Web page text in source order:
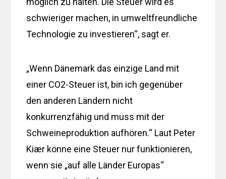
schwieriger machen, in umweltfreundliche
Technologie zu investieren“, sagt er.
„Wenn Dänemark das einzige Land mit
einer CO2-Steuer ist, bin ich gegenüber
den anderen Ländern nicht
konkurrenzfähig und muss mit der
Schweineproduktion aufhören.“ Laut Peter
Kiær könne eine Steuer nur funktionieren,
wenn sie „auf alle Länder Europas“